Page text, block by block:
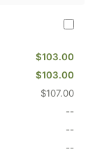
蘭
-
槐
蜂
375
$103.00
$103.00
$107.00
--
--
--